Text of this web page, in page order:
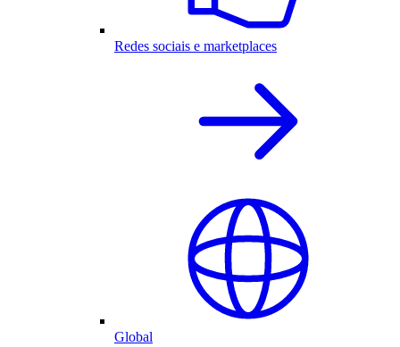
Redes sociais e marketplaces
Global